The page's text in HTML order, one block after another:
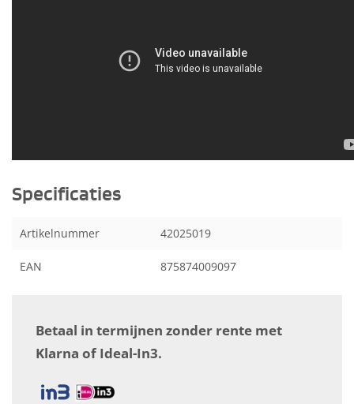
Specificaties
Artikelnummer 42025019
EAN 875874009097
Betaal in termijnen zonder rente met
Klarna of Ideal-In3.